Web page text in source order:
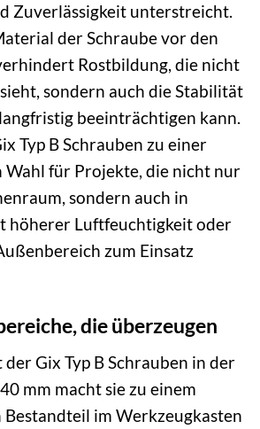
Zuverlässigkeit unterstreicht.
der Schraube vor den
Rostbildung, die nicht
sondern auch die Stabilität
beeinträchtigen kann.
Typ B Schrauben zu einer
Wahl für Projekte, die nicht nur
sondern auch in
höherer Luftfeuchtigkeit oder
zum Einsatz
die überzeugen
Gix Typ B Schrauben in der
mm macht sie zu einem
im Werkzeugkasten